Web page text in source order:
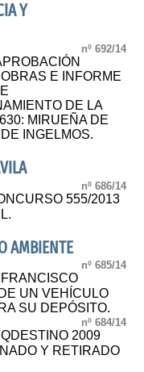
Y
nº 692/14
E INFORME
DE LA
MIRUEÑA DE
INGELMOS.
nº 686/14
555/2013
AMBIENTE
nº 685/14
UN VEHÍCULO
SU DEPÓSITO.
nº 684/14
2009
Y RETIRADO